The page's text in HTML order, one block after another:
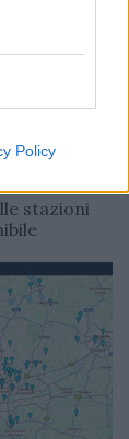
Policy
stazioni